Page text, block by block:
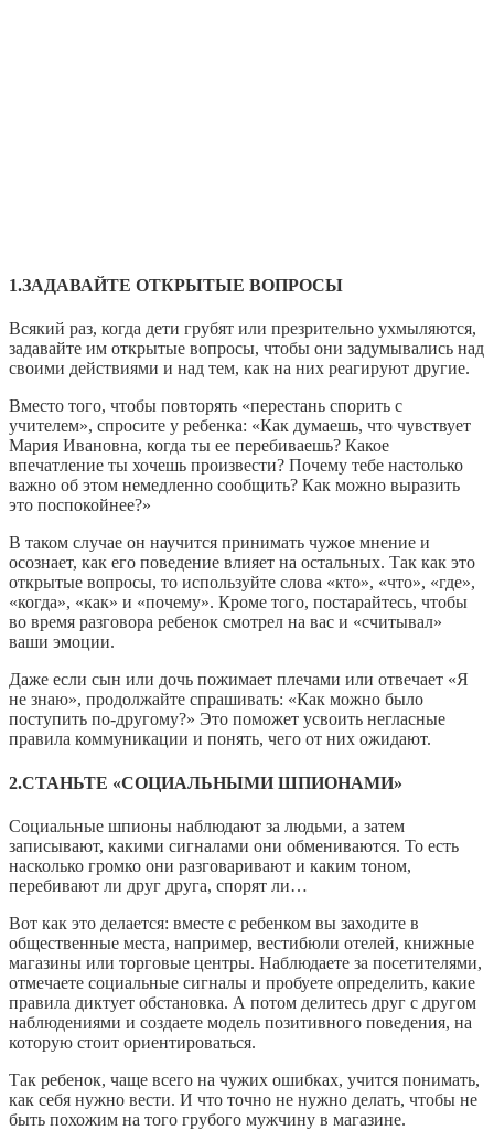
1.ЗАДАВАЙТЕ ОТКРЫТЫЕ ВОПРОСЫ
Всякий раз, когда дети грубят или презрительно ухмыляются,
задавайте им открытые вопросы, чтобы они задумывались над
своими действиями и над тем, как на них реагируют другие.
Вместо того, чтобы повторять «перестань спорить с
учителем», спросите у ребенка: «Как думаешь, что чувствует
Мария Ивановна, когда ты ее перебиваешь? Какое
впечатление ты хочешь произвести? Почему тебе настолько
важно об этом немедленно сообщить? Как можно выразить
это поспокойнее?»
В таком случае он научится принимать чужое мнение и
осознает, как его поведение влияет на остальных. Так как это
открытые вопросы, то используйте слова «кто», «что», «где»,
«когда», «как» и «почему». Кроме того, постарайтесь, чтобы
во время разговора ребенок смотрел на вас и «считывал»
ваши эмоции.
Даже если сын или дочь пожимает плечами или отвечает «Я
не знаю», продолжайте спрашивать: «Как можно было
поступить по-другому?» Это поможет усвоить негласные
правила коммуникации и понять, чего от них ожидают.
2.СТАНЬТЕ «СОЦИАЛЬНЫМИ ШПИОНАМИ»
Социальные шпионы наблюдают за людьми, а затем
записывают, какими сигналами они обмениваются. То есть
насколько громко они разговаривают и каким тоном,
перебивают ли друг друга, спорят ли…
Вот как это делается: вместе с ребенком вы заходите в
общественные места, например, вестибюли отелей, книжные
магазины или торговые центры. Наблюдаете за посетителями,
отмечаете социальные сигналы и пробуете определить, какие
правила диктует обстановка. А потом делитесь друг с другом
наблюдениями и создаете модель позитивного поведения, на
которую стоит ориентироваться.
Так ребенок, чаще всего на чужих ошибках, учится понимать,
как себя нужно вести. И что точно не нужно делать, чтобы не
быть похожим на того грубого мужчину в магазине.